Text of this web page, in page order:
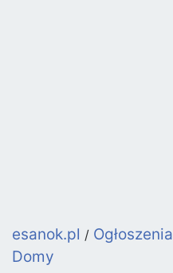
esanok.pl / Ogłoszenia
Domy